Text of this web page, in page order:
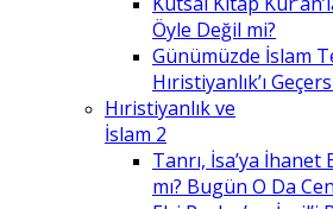
Öyle Değil mi?
Günümüzde İslam
Hıristiyanlık’ı
Hıristiyanlık ve
İslam 2
Tanrı, İsa’ya İhanet
mı? Bugün O Da